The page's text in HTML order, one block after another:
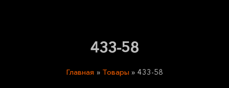
433-58
Главная Товары 433-58